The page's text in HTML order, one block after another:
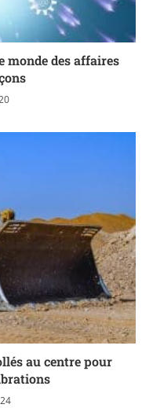
monde des affaires
au centre pour